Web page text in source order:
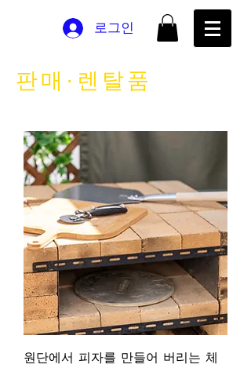
로그인
판매·렌탈품
원단에서 피자를 만들어 버리는 체